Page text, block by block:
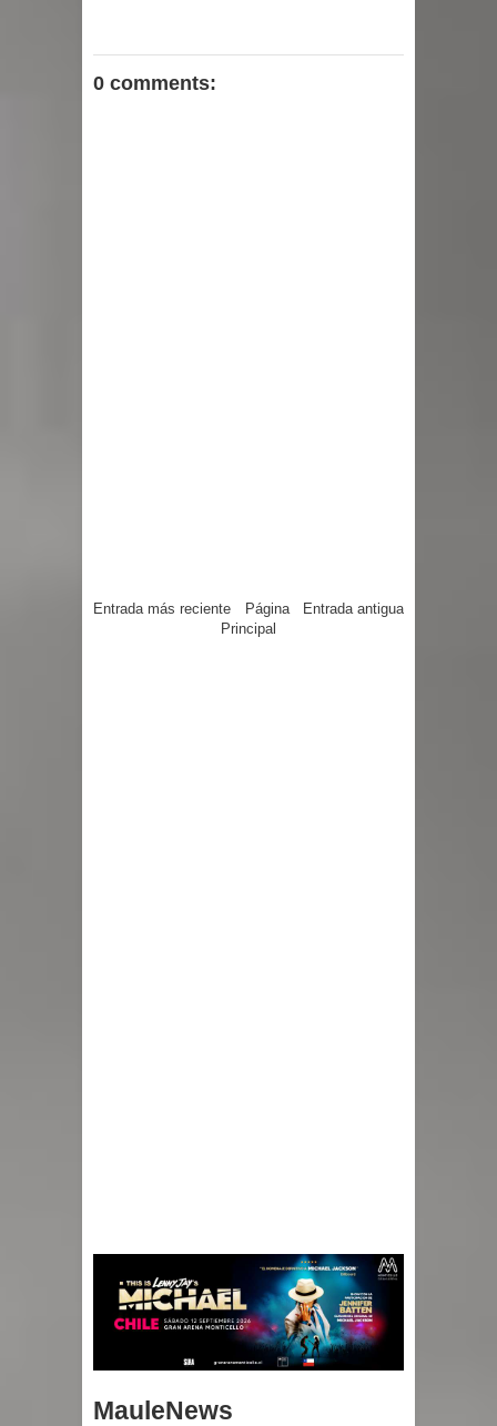
0 comments:
Entrada más reciente Entrada antigua
Página
Principal
MauleNews